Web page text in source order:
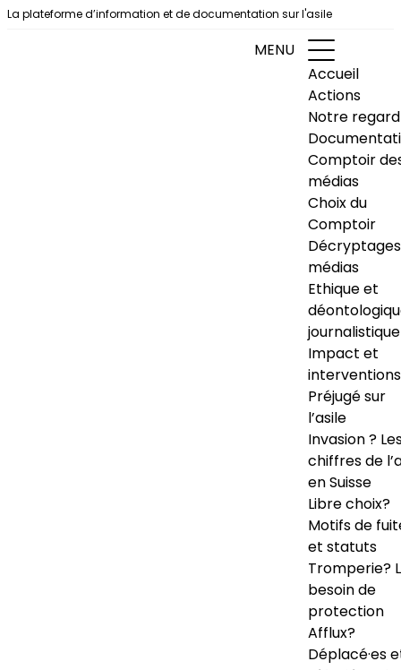
Aller au contenu
La plateforme d’information et de documentation sur l'asile
MENU
Accueil
Actions
Notre regard
Comptoir
médias
Choix du
Comptoir
Décryptages
médias
Ethique et
journalistique
Impact et
interventions
Préjugé sur
l’asile
Invasion ?
chiffres de
en Suisse
Libre choix?
Motifs de
et statuts
Tromperie?
besoin de
protection
Afflux?
Déplacé·es